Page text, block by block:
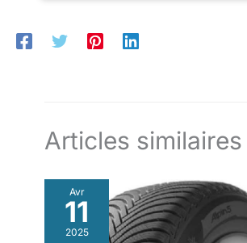
Articles similaires
Avr
11
2025